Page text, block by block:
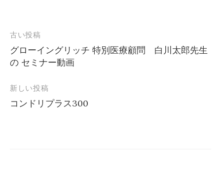
投
稿
ナ
ゲ
ー
古い投稿
グローイングリッチ 特別医療顧問 白川太郎先生
の セミナー動画
新しい投稿
コンドリプラス300